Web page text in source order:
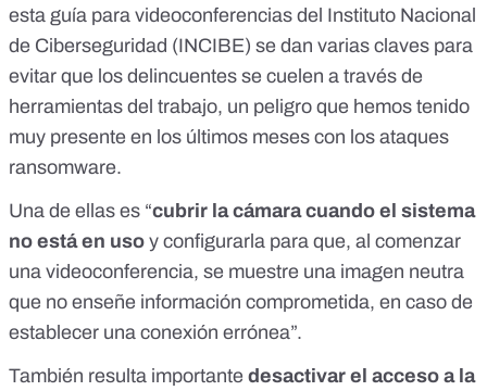
esta guía para videoconferencias del Instituto Nacional
de Ciberseguridad (INCIBE) se dan varias claves para
evitar que los delincuentes se cuelen a través de
herramientas del trabajo, un peligro que hemos tenido
muy presente en los últimos meses con los ataques
ransomware.
Una de ellas es “cubrir la cámara cuando el sistema
no está en uso y configurarla para que, al comenzar
una videoconferencia, se muestre una imagen neutra
que no enseñe información comprometida, en caso de
establecer una conexión errónea”.
También resulta importante desactivar el acceso a la